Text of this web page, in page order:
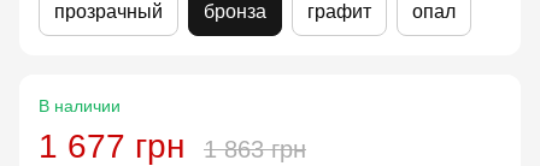
прозрачный бронза графит опал
В наличии
1 677 грн 1 863 грн